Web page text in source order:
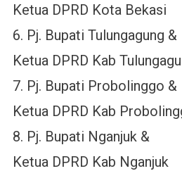
Ketua DPRD Kota Bekasi
6. Pj. Bupati Tulungagung &
Ketua DPRD Kab
7. Pj. Bupati Probolinggo &
Ketua DPRD Kab
8. Pj. Bupati Nganjuk &
Ketua DPRD Kab Nganjuk